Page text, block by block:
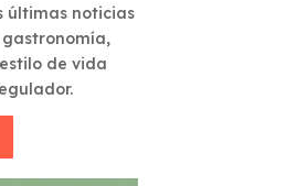
últimas noticias
gastronomía,
de vida